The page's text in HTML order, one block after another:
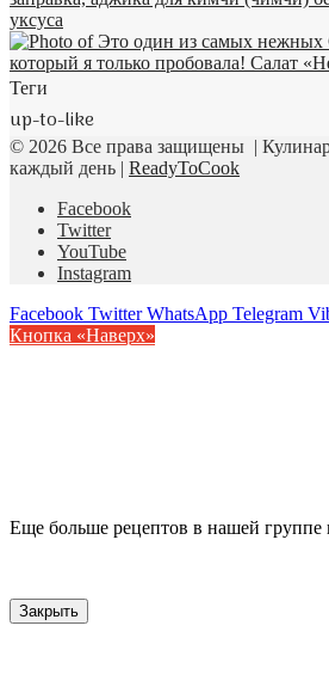
Теги
up-to-like
© 2026 Все права защищены |
каждый день | ReadyToCook
Facebook
Twitter
YouTube
Instagram
Facebook Twitter WhatsApp Telegram
Кнопка «Наверх»
Еще больше рецептов в нашей
Закрыть